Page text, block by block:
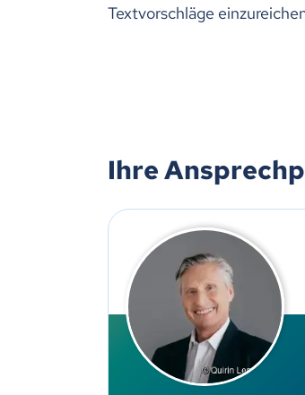
Textvorschläge
Ihre